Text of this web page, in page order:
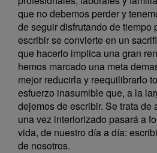
que no debemos perder y
de seguir disfrutando de tiempo
escribir se convierte en un
que hacerlo implica una gran
hemos marcado una meta
mejor reducirla y reequilibrarlo
esfuerzo inasumible que, a la
dejemos de escribir. Se trata de
una vez interiorizado pasará a
vida, de nuestro día a día:
de nosotros.